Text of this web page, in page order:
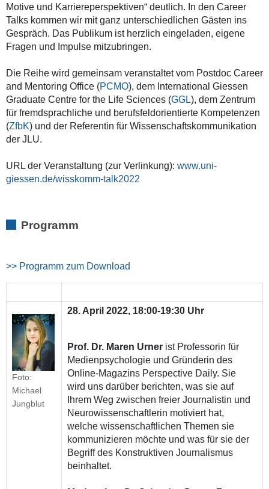
Motive und Karriereperspektiven“ deutlich. In den Career
Talks kommen wir mit ganz unterschiedlichen Gästen ins
Gespräch. Das Publikum ist herzlich eingeladen, eigene
Fragen und Impulse mitzubringen.
Die Reihe wird gemeinsam veranstaltet vom Postdoc Career
and Mentoring Office (PCMO), dem International Giessen
Graduate Centre for the Life Sciences (GGL), dem Zentrum
für fremdsprachliche und berufsfeldorientierte Kompetenzen
(ZfbK) und der Referentin für Wissenschaftskommunikation
der JLU.
URL der Veranstaltung (zur Verlinkung): www.uni-
giessen.de/wisskomm-talk2022
Programm
>> Programm zum Download
Foto:
Michael
Jungblut
28. April 2022, 18:00-19:30 Uhr
Prof. Dr. Maren Urner ist Professorin für
Medienpsychologie und Gründerin des
Online-Magazins Perspective Daily. Sie
wird uns darüber berichten, was sie auf
Ihrem Weg zwischen freier Journalistin und
Neurowissenschaftlerin motiviert hat,
welche wissenschaftlichen Themen sie
kommunizieren möchte und was für sie der
Begriff des Konstruktiven Journalismus
beinhaltet.